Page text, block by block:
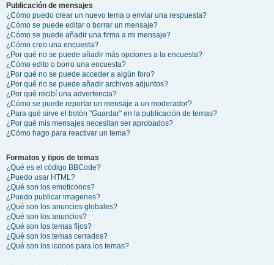
Publicación de mensajes
¿Cómo puedo crear un nuevo tema o enviar una respuesta?
¿Cómo se puede editar o borrar un mensaje?
¿Cómo se puede añadir una firma a mi mensaje?
¿Cómo creo una encuesta?
¿Por qué no se puede añadir más opciones a la encuesta?
¿Cómo edito o borro una encuesta?
¿Por qué no se puede acceder a algún foro?
¿Por qué no se puede añadir archivos adjuntos?
¿Por qué recibí una advertencia?
¿Cómo se puede reportar un mensaje a un moderador?
¿Para qué sirve el botón "Guardar" en la publicación de temas?
¿Por qué mis mensajes necesitan ser aprobados?
¿Cómo hago para reactivar un tema?
Formatos y tipos de temas
¿Qué es el código BBCode?
¿Puedo usar HTML?
¿Qué son los emoticonos?
¿Puedo publicar imagenes?
¿Qué son los anuncios globales?
¿Qué son los anuncios?
¿Qué son los temas fijos?
¿Qué son los temas cerrados?
¿Qué son los iconos para los temas?